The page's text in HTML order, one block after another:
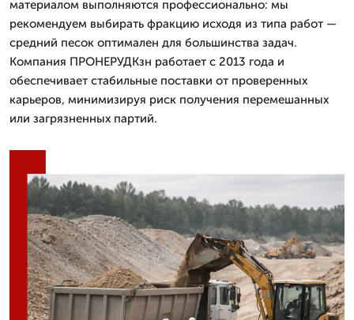
материалом выполняются профессионально: мы
рекомендуем выбирать фракцию исходя из типа работ —
средний песок оптимален для большинства задач.
Компания ПРОНЕРУДКзн работает с 2013 года и
обеспечивает стабильные поставки от проверенных
карьеров, минимизируя риск получения перемешанных
или загрязненных партий.